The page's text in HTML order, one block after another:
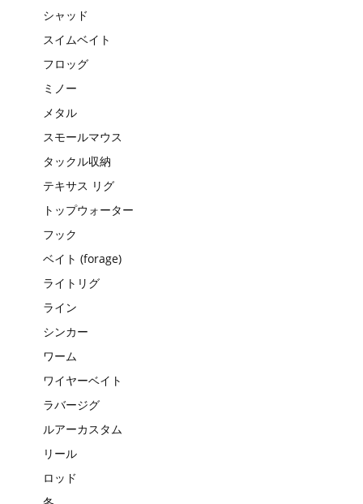
シャッド
スイムベイト
フロッグ
ミノー
メタル
スモールマウス
タックル収納
テキサス リグ
トップウォーター
フック
ベイト (forage)
ライトリグ
ライン
シンカー
ワーム
ワイヤーベイト
ラバージグ
ルアーカスタム
リール
ロッド